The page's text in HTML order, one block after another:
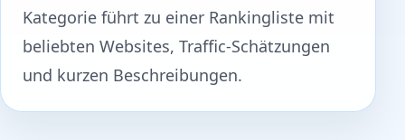
Kategorie führt zu einer Rankingliste mit
beliebten Websites, Traffic-Schätzungen
und kurzen Beschreibungen.